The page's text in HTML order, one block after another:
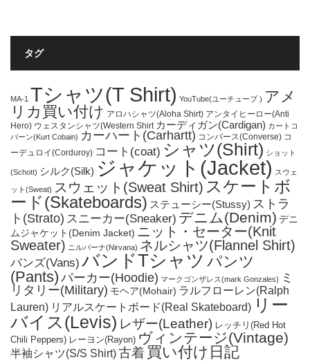
タグ
MA-1 Tシャツ(T Shirt) YouTube(ユーチューブ ) アメ
リカ買い付け アロハシャツ(Aloha Shirt) アンタイヒーロー(Anti
Hero) ウェスタンシャツ(Western Shirt カーディガン(Cardigan) カートコ
バーン(Kurt Cobain) カーハート(Carhartt) コンバース(Converse) コ
ーデュロイ(Corduroy) コート(coat) シャツ(Shirt) ショット
(Schott) シルク(Silk) ジャケット(Jacket) スウェ
ット(Sweat) スウェット(Sweat Shirt) スケートボ
ード(Skateboards) ステューシー(Stussy) ストラ
ト(Strato) スニーカー(Sneaker) デニム(Denim) デニ
ムジャケット(Denim Jacket) ニット・セーター(Knit
Sweater) ニルバーナ(Nirvana) ネルシャツ(Flannel Shirt)
バンズ(Vans) バンドTシャツ パンツ
(Pants)パーカー(Hoodie) マークゴンザレス(mark Gonzales)
ミ
リタリー(Military) モヘア(Mohair) ラルフローレン(Ralph
Lauren) リアルスケートボード(Real Skateboard) リー
バイス(Levis) レザー(Leather) レッチリ(Red Hot
Chili Peppers) レーヨン(Rayon) ヴィンテージ(Vintage)
半袖シャツ(S/S Shirt)古着 買い付け日記